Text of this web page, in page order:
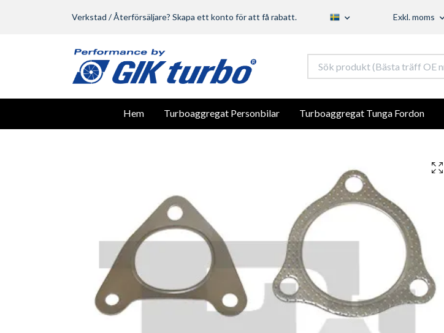
Verkstad / Återförsäljare? Skapa ett konto för att få rabatt. Exkl. moms
Hem Turboaggregat Personbilar Turboaggregat Tunga Fordon